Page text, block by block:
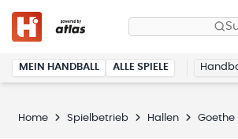
MEIN HANDBALL ALLE SPIELE
Home Spielbetrieb Hallen Goethe